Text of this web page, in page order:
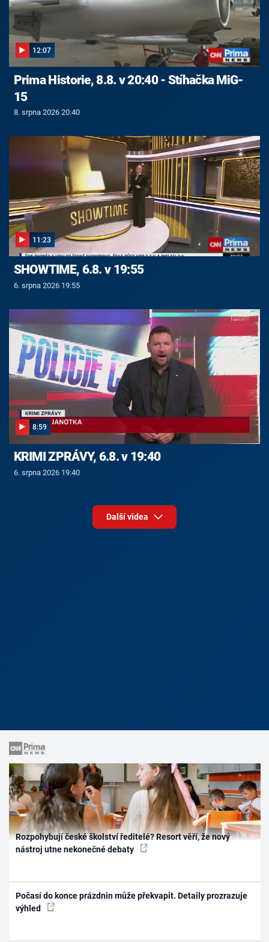
12:07
Prima Historie, 8.8. v 20:40 - Stíhačka MiG-
15
8. srpna 2026 20:40
11:23
SHOWTIME, 6.8. v 19:55
6. srpna 2026 19:55
8:59
KRIMI ZPRÁVY, 6.8. v 19:40
6. srpna 2026 19:40
Další videa
Rozpohybují české školství ředitelé? Resort věří, že nový
nástroj utne nekonečné debaty
Počasí do konce prázdnin může překvapit. Detaily prozrazuje
výhled